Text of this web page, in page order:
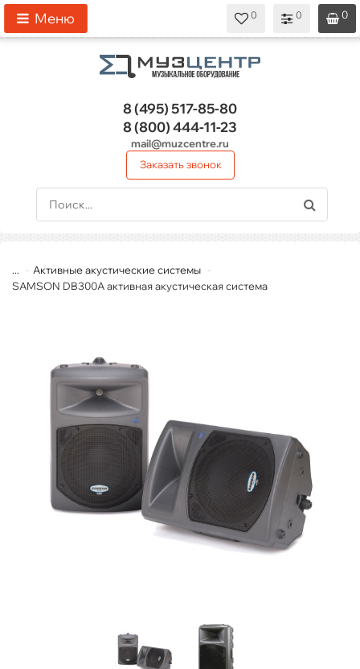
0
0
0
Меню
8 (495)517-85-80
8 (800)444-11-23
mail@muzcentre.ru
Заказать звонок
...
Активные акустические системы
SAMSON DB300A активная акустическая система